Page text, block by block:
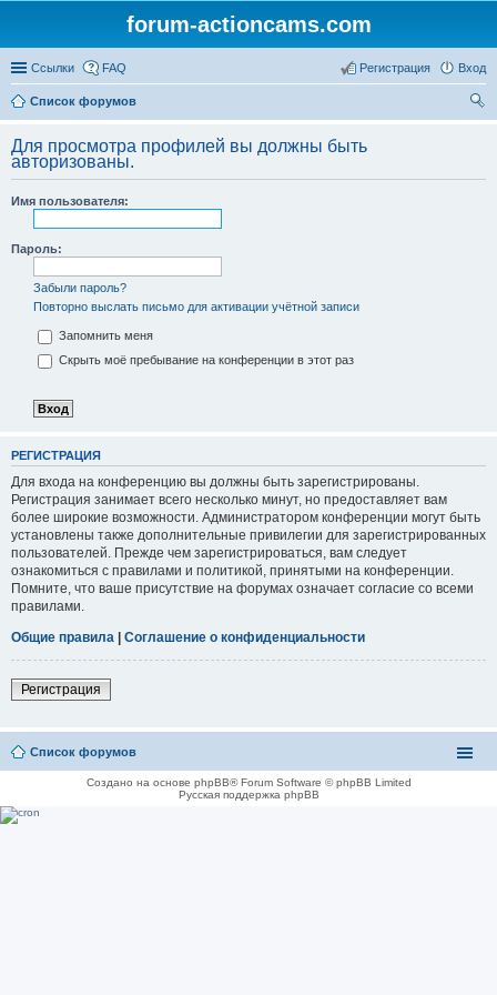
forum-actioncams.com
Ссылки FAQ Вход
Регистрация
Список форумов
Для просмотра профилей вы должны быть
авторизованы.
Имя пользователя:
Пароль:
Забыли пароль?
Повторно выслать письмо для активации учётной записи
Запомнить меня
Скрыть моё пребывание на конференции в этот раз
РЕГИСТРАЦИЯ
Для входа на конференцию вы должны быть зарегистрированы.
Регистрация занимает всего несколько минут, но предоставляет вам
более широкие возможности. Администратором конференции могут быть
установлены также дополнительные привилегии для зарегистрированных
пользователей. Прежде чем зарегистрироваться, вам следует
ознакомиться с правилами и политикой, принятыми на конференции.
Помните, что ваше присутствие на форумах означает согласие со всеми
правилами.
Общие правила | Соглашение о конфиденциальности
Регистрация
Список форумов
Создано на основе phpBB® Forum Software © phpBB Limited
Русская поддержка phpBB